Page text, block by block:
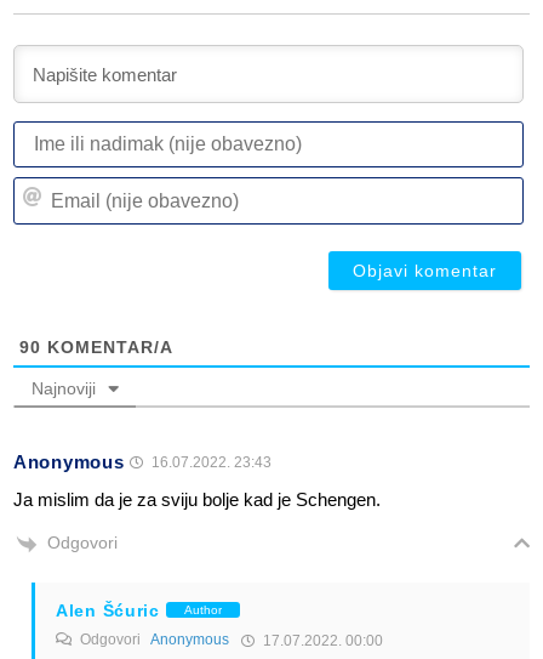
90 KOMENTAR/A
Najnoviji
Anonymous 16.07.2022. 23:43
Ja mislim da je za sviju bolje kad je Schengen.
Odgovori
Alen Šćuric Author
Odgovori Anonymous 17.07.2022. 00:00